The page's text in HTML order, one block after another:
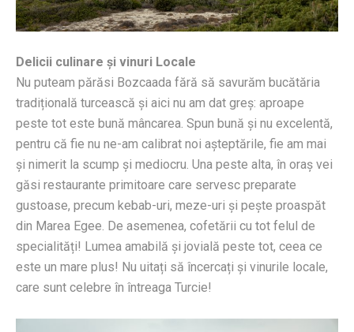
Delicii culinare și vinuri Locale
Nu puteam părăsi Bozcaada fără să savurăm bucătăria
tradițională turcească și aici nu am dat greș: aproape
peste tot este bună mâncarea. Spun bună și nu excelentă,
pentru că fie nu ne-am calibrat noi așteptările, fie am mai
și nimerit la scump și mediocru. Una peste alta, în oraș vei
găsi restaurante primitoare care servesc preparate
gustoase, precum kebab-uri, meze-uri și pește proaspăt
din Marea Egee. De asemenea, cofetării cu tot felul de
specialități! Lumea amabilă și jovială peste tot, ceea ce
este un mare plus! Nu uitați să încercați și vinurile locale,
care sunt celebre în întreaga Turcie!